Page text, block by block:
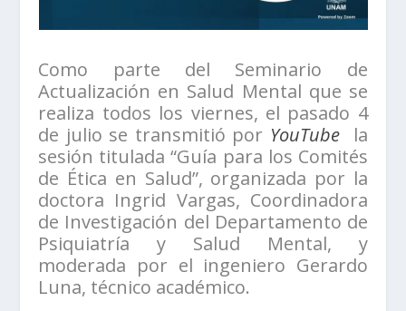
Como parte del Seminario de
Actualización en Salud Mental que se
realiza todos los viernes, el pasado 4
de julio se transmitió por YouTube
la
sesión titulada “Guía para los Comités
de Ética en Salud”, organizada por la
doctora Ingrid Vargas, Coordinadora
de Investigación del Departamento de
Psiquiatría y Salud Mental, y
moderada por el ingeniero Gerardo
Luna, técnico académico.